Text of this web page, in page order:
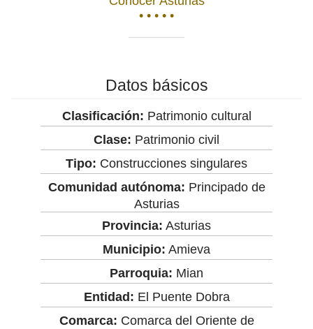
• • • • •
Datos básicos
Clasificación: Patrimonio cultural
Clase: Patrimonio civil
Tipo: Construcciones singulares
Comunidad autónoma: Principado de
Asturias
Provincia: Asturias
Municipio: Amieva
Parroquia: Mian
Entidad: El Puente Dobra
Comarca: Comarca del Oriente de